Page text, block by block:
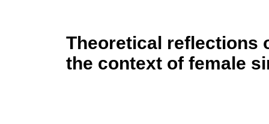
Theoretical reflections
the context of female